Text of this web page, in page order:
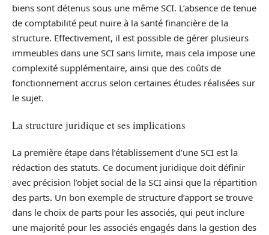
biens sont détenus sous une même SCI. L’absence de tenue
de comptabilité peut nuire à la santé financière de la
structure. Effectivement, il est possible de gérer plusieurs
immeubles dans une SCI sans limite, mais cela impose une
complexité supplémentaire, ainsi que des coûts de
fonctionnement accrus selon certaines études réalisées sur
le sujet.
La structure juridique et ses implications
La première étape dans l’établissement d’une SCI est la
rédaction des statuts. Ce document juridique doit définir
avec précision l’objet social de la SCI ainsi que la répartition
des parts. Un bon exemple de structure d’apport se trouve
dans le choix de parts pour les associés, qui peut inclure
une majorité pour les associés engagés dans la gestion des